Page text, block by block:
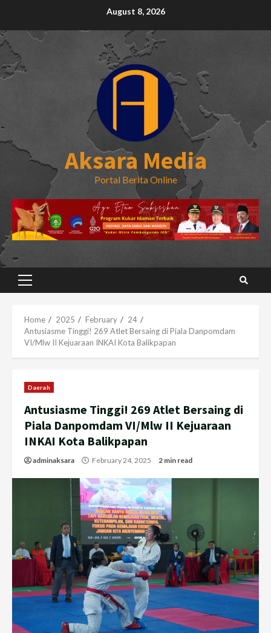
content
August 8, 2026
Aksara Media
Portal Berita Online
Primary
Home 2025 February
24
Antusiasme Tinggi! 269 Atlet Bersaing di Piala Danpomdam
VI/Mlw II Kejuaraan INKAI Kota Balikpapan
Daerah
Antusiasme Tinggi! 269 Atlet Bersaing di
Piala Danpomdam VI/Mlw II Kejuaraan
INKAI Kota Balikpapan
adminaksara February 24, 2025 2 min read